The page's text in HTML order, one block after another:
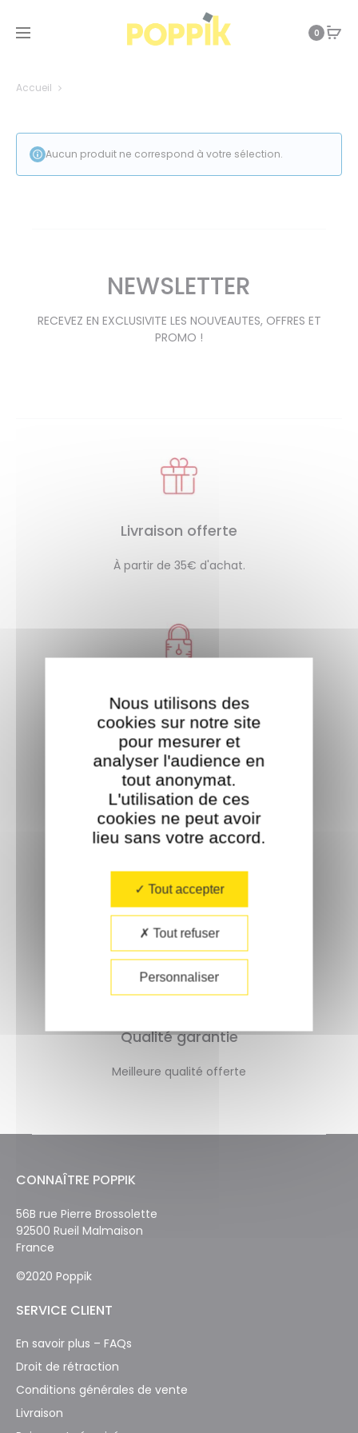
0
Accueil
Aucun produit ne correspond à votre sélection.
NEWSLETTER
RECEVEZ EN EXCLUSIVITE LES NOUVEAUTES, OFFRES ET
PROMO !
Livraison offerte
À partir de 35€ d'achat.
Paiement sécurisé
Livraison rapide
Un délai de 72h
Qualité garantie
Meilleure qualité offerte
CONNAÎTRE POPPIK
56B rue Pierre Brossolette
92500 Rueil Malmaison
France
©2020 Poppik
SERVICE CLIENT
En savoir plus – FAQs
Droit de rétraction
Conditions générales de vente
Livraison
Nous utilisons des
cookies sur notre site
pour mesurer et
analyser l'audience en
tout anonymat.
L'utilisation de ces
cookies ne peut avoir
lieu sans votre accord.​
Tout accepter
Tout refuser
Personnaliser